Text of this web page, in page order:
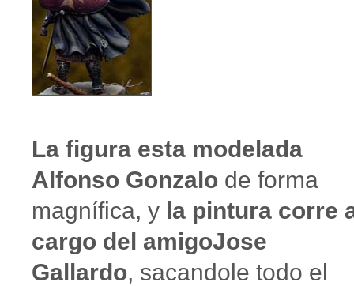
La figura esta modelada
Alfonso Gonzalo de forma
magnífica, y la pintura corre
cargo del amigoJose
Gallardo, sacandole todo el